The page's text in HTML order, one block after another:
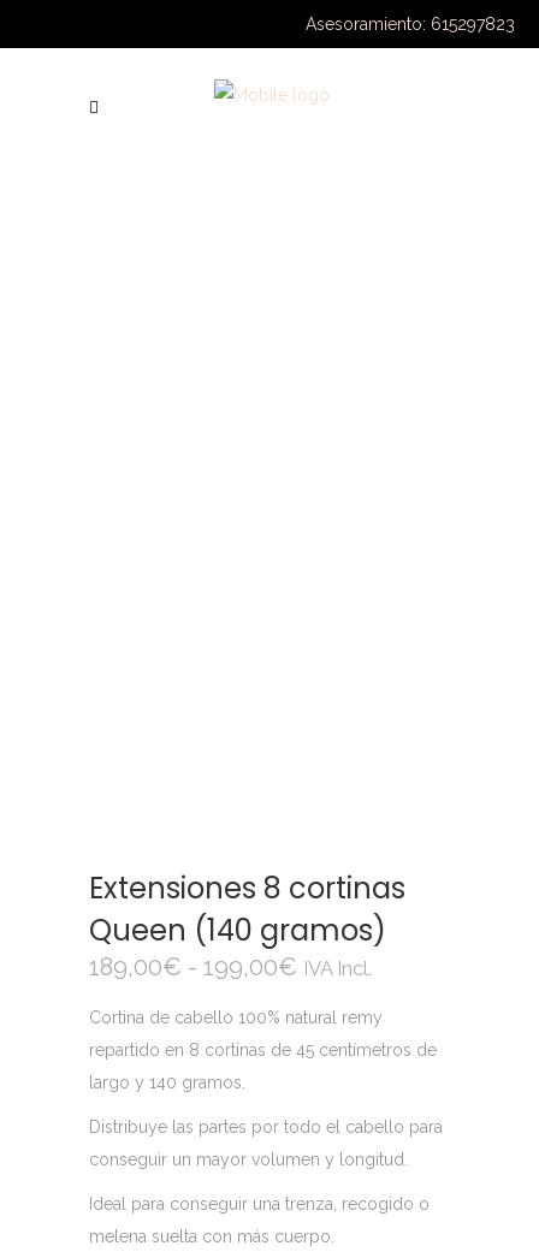
Asesoramiento: 615297823
Extensiones 8 cortinas
Queen (140 gramos)
189,00€ - 199,00€ Rango
precios:
desde
hasta
199,00€
IVA Incl.
Cortina de cabello 100% natural remy
repartido en 8 cortinas de 45 centímetros de
largo y 140 gramos.
Distribuye las partes por todo el cabello para
conseguir un mayor volumen y longitud.
Ideal para conseguir una trenza, recogido o
melena suelta con más cuerpo.